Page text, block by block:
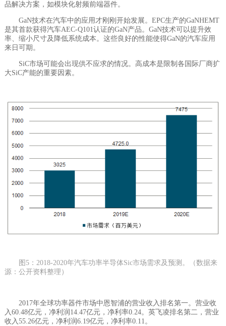
品解决方案，如模块化射频前端器件。
GaN技术在汽车中的应用才刚刚开始发展。EPC生产的GaNHEMT
是其首款获得汽车AEC-Q101认证的GaN产品。GaN技术可以提升效
率、缩小尺寸及降低系统成本。这些良好的性能使得GaN的汽车应用
来日可期。
SiC市场可能会出现供不应求的情况。高成本是限制各国际厂商扩
大SiC产能的重要因素。
图5：2018-2020年汽车功率半导体Sic市场需求及预测。（数据来
源：公开资料整理）
2017年全球功率器件市场中恩智浦的营业收入排名第一。营业收
入60.48亿元，净利润14.47亿元，净利率0.24。英飞凌排名第二，营业
收入55.26亿元，净利润6.19亿元，净利率0.11。